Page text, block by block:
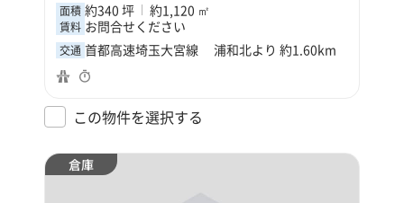
面積 約340 坪 約1,120 ㎡
賃料 お問合せください
交通 首都高速埼玉大宮線 浦和北より 約1.60km
この物件を選択する
倉庫